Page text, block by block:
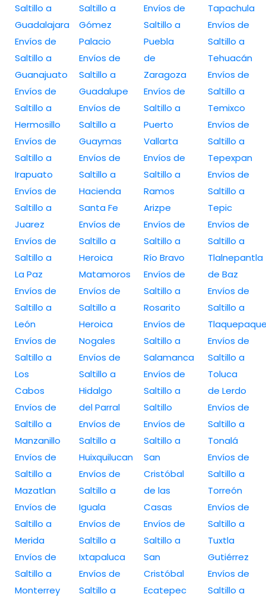
Saltillo a
Guadalajara
Envíos de
Saltillo a
Guanajuato
Envíos de
Saltillo a
Hermosillo
Envíos de
Saltillo a
Irapuato
Envíos de
Saltillo a
Juarez
Envíos de
Saltillo a
La Paz
Envíos de
Saltillo a
León
Envíos de
Saltillo a
Los
Cabos
Envíos de
Saltillo a
Manzanillo
Envíos de
Saltillo a
Mazatlan
Envíos de
Saltillo a
Merida
Envíos de
Saltillo a
Monterrey
Saltillo a
Gómez
Palacio
Envíos de
Saltillo a
Guadalupe
Envíos de
Saltillo a
Guaymas
Envíos de
Saltillo a
Hacienda
Santa Fe
Envíos de
Saltillo a
Heroica
Matamoros
Envíos de
Saltillo a
Heroica
Nogales
Envíos de
Saltillo a
Hidalgo
del Parral
Envíos de
Saltillo a
Huixquilucan
Envíos de
Saltillo a
Iguala
Envíos de
Saltillo a
Ixtapaluca
Envíos de
Saltillo a
Envíos de
Saltillo a
Puebla
de
Zaragoza
Envíos de
Saltillo a
Puerto
Vallarta
Envíos de
Saltillo a
Ramos
Arizpe
Envíos de
Saltillo a
Río Bravo
Envíos de
Saltillo a
Rosarito
Envíos de
Saltillo a
Salamanca
Envíos de
Saltillo a
Saltillo
Envíos de
Saltillo a
San
Cristóbal
de las
Casas
Envíos de
Saltillo a
San
Cristóbal
Ecatepec
Tapachula
Envíos de
Saltillo a
Tehuacán
Envíos de
Saltillo a
Temixco
Envíos de
Saltillo a
Tepexpan
Envíos de
Saltillo a
Tepic
Envíos de
Saltillo a
Tlalnepantla
de Baz
Envíos de
Saltillo a
Envíos de
Saltillo a
Toluca
de Lerdo
Envíos de
Saltillo a
Tonalá
Envíos de
Saltillo a
Torreón
Envíos de
Saltillo a
Tuxtla
Gutiérrez
Envíos de
Saltillo a